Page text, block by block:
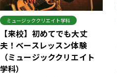
ミュージッククリエイト学科
【来校】初めてでも大丈
夫！ベースレッスン体験
（ミュージッククリエイト
学科）